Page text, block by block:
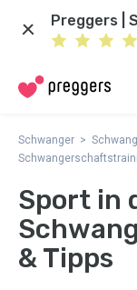
Preggers |
Schwanger
Sport in
& Tipps